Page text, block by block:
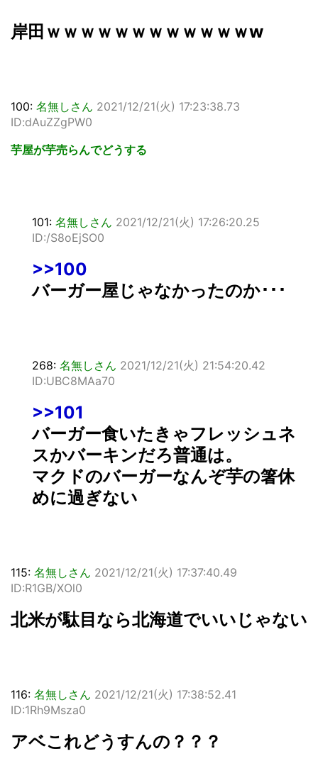
岸田ｗｗｗｗｗｗｗｗｗｗｗｗw
100: 名無しさん 2021/12/21(火) 17:23:38.73
ID:dAuZZgPW0
芋屋が芋売らんでどうする
101: 名無しさん 2021/12/21(火) 17:26:20.25
ID:/S8oEjSO0
>>100
バーガー屋じゃなかったのか･･･
268: 名無しさん 2021/12/21(火) 21:54:20.42
ID:UBC8MAa70
>>101
バーガー食いたきゃフレッシュネ
スかバーキンだろ普通は。
マクドのバーガーなんぞ芋の箸休
めに過ぎない
115: 名無しさん 2021/12/21(火) 17:37:40.49
ID:R1GB/XOl0
北米が駄目なら北海道でいいじゃない
116: 名無しさん 2021/12/21(火) 17:38:52.41
ID:1Rh9Msza0
アベこれどうすんの？？？